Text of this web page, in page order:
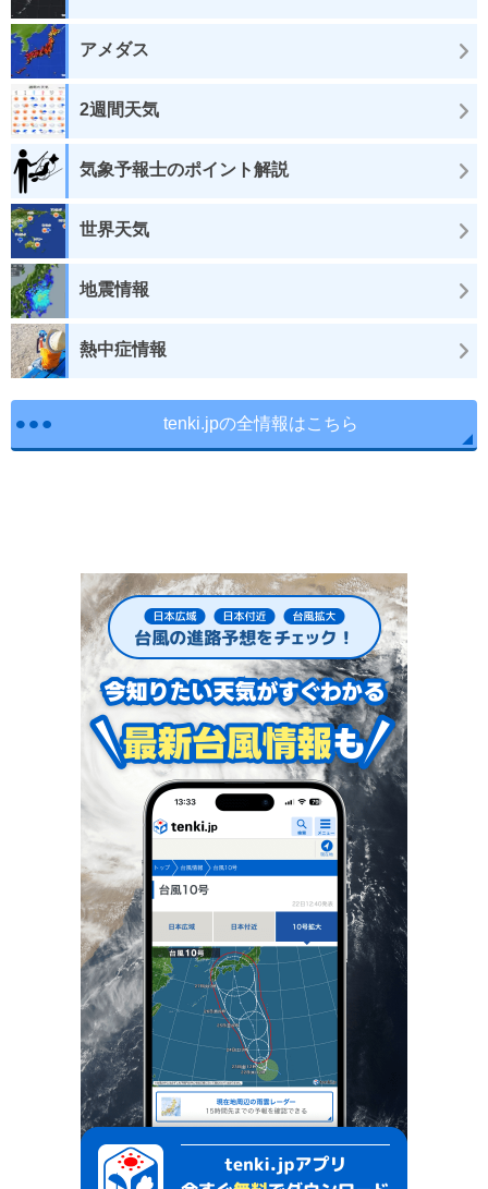
アメダス
2週間天気
気象予報士のポイント解説
世界天気
地震情報
熱中症情報
tenki.jpの全情報はこちら